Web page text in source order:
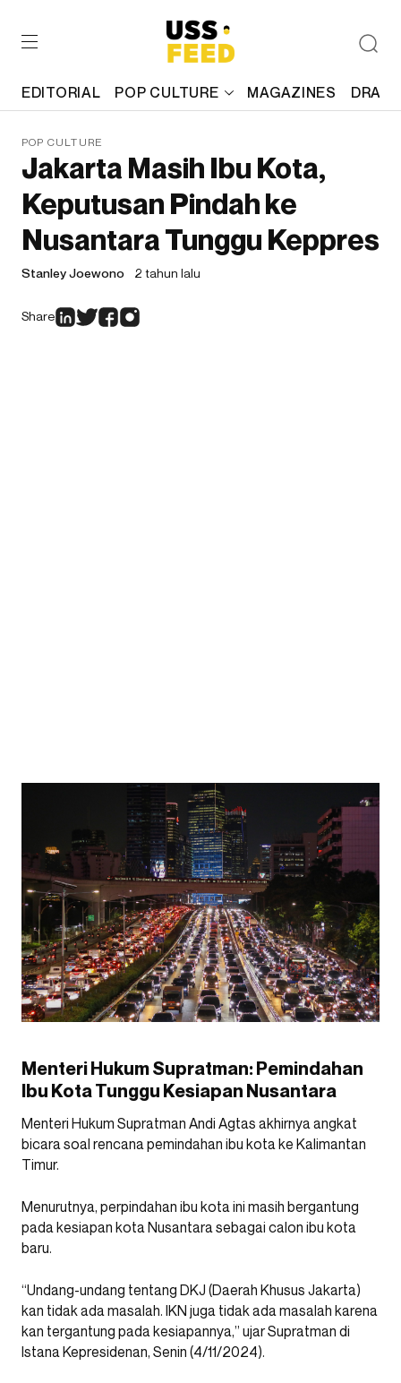
EDITORIAL POP CULTURE MAGAZINES
POP CULTURE
Jakarta Masih Ibu Kota,
Keputusan Pindah ke
Nusantara Tunggu Keppres
Stanley Joewono 2 tahun lalu
Share
Menteri Hukum Supratman: Pemindahan
Ibu Kota Tunggu Kesiapan Nusantara
Menteri Hukum Supratman Andi Agtas akhirnya angkat
bicara soal rencana pemindahan ibu kota ke Kalimantan
Timur.
Menurutnya, perpindahan ibu kota ini masih bergantung
pada kesiapan kota Nusantara sebagai calon ibu kota
baru.
“Undang-undang tentang DKJ (Daerah Khusus Jakarta)
kan tidak ada masalah. IKN juga tidak ada masalah karena
kan tergantung pada kesiapannya,” ujar Supratman di
Istana Kepresidenan, Senin (4/11/2024).